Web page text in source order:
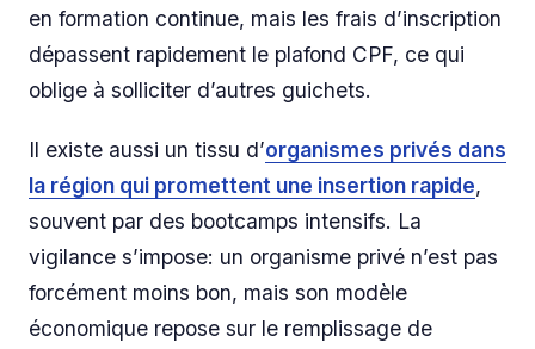
en formation continue, mais les frais d’inscription
dépassent rapidement le plafond CPF, ce qui
oblige à solliciter d’autres guichets.
Il existe aussi un tissu d’organismes privés dans
la région qui promettent une insertion rapide,
souvent par des bootcamps intensifs. La
vigilance s’impose: un organisme privé n’est pas
forcément moins bon, mais son modèle
économique repose sur le remplissage de